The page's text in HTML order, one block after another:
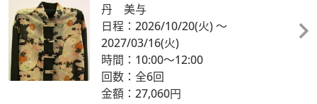
丹 美与
日程：2026/10/20(火)～
2027/03/16(火)
時間：10:00～12:00
回数：全6回
金額：27,060円